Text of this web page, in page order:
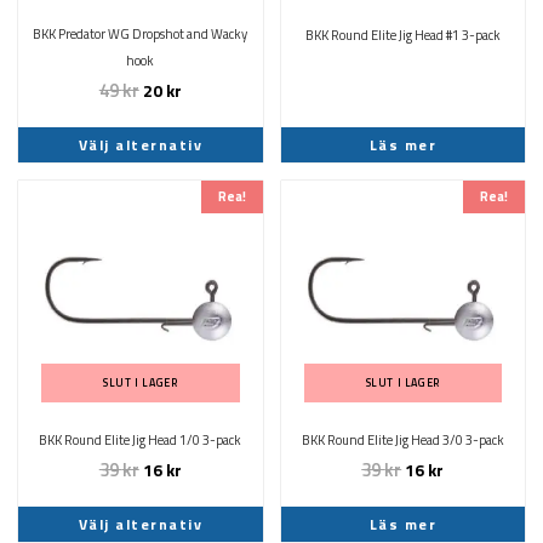
BKK Predator WG Dropshot and Wacky
hook
49kr 20kr
Välj alternativ
kan
väljas
på
BKK Round Elite Jig Head #1 3-pack
Läs mer
Rea!
SLUT I LAGER
BKK Round Elite Jig Head 1/0 3-pack
39kr 16kr
Välj alternativ
varianter.
olika
alternativen
kan
produktsidan
Rea!
SLUT I LAGER
BKK Round Elite Jig Head 3/0 3-pack
39kr
ursprungliga
16kr
nuvarande
16 kr.
Läs mer